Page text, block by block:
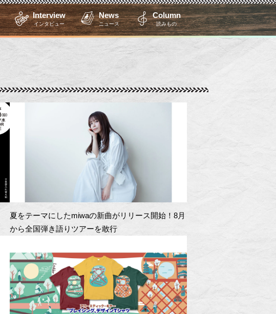
Interview
インタビュー
News
ニュース
Column
読みもの
夏をテーマにしたmiwaの新曲がリリース開始！8月
から全国弾き語りツアーを敢行